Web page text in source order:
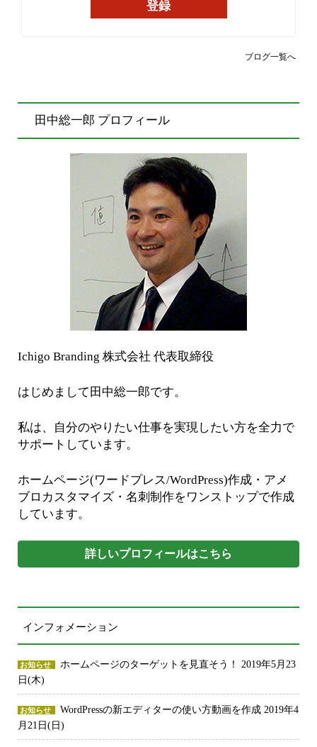
ブログ一覧へ
田中総一郎 プロフィール
Ichigo Branding 株式会社 代表取締役
はじめまして田中総一郎です。
私は、自分のやりたい仕事を実現したい方を全力で
サポートしています。
ホームページ(ワードプレス/WordPress)作成・アメ
ブロカスタマイズ・名刺制作をワンストップで作成
しています。
詳しいプロフィールはこちら
インフォメーション
お知らせ ホームページのターゲットを見直そう！ 2019年5月23
日(木)
お知らせ WordPressの新エディターの使い方動画を作成 2019年4
月21日(日)